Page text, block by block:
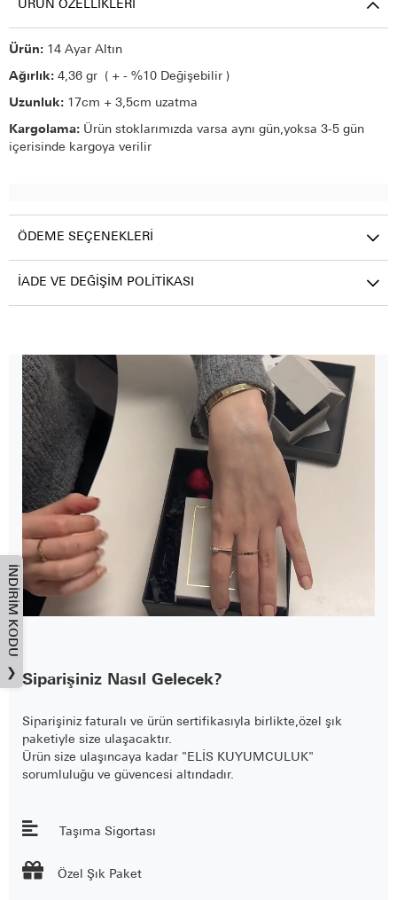
ÜRÜN ÖZELLIKLERI
Ürün: 14 Ayar Altın
Ağırlık: 4,36 gr ( + - %10 Değişebilir )
Uzunluk: 17cm + 3,5cm uzatma
Kargolama: Ürün stoklarımızda varsa aynı gün,yoksa 3-5 gün
içerisinde kargoya verilir
ÖDEME SEÇENEKLERI
İADE VE DEĞIŞIM POLITIKASI
Siparişiniz Nasıl Gelecek?
Siparişiniz faturalı ve ürün sertifikasıyla birlikte,özel şık
paketiyle size ulaşacaktır.
Ürün size ulaşıncaya kadar "ELİS KUYUMCULUK"
sorumluluğu ve güvencesi altındadır.
Taşıma Sigortası
 Özel Şık Paket
İNDIRIM KODU
❯